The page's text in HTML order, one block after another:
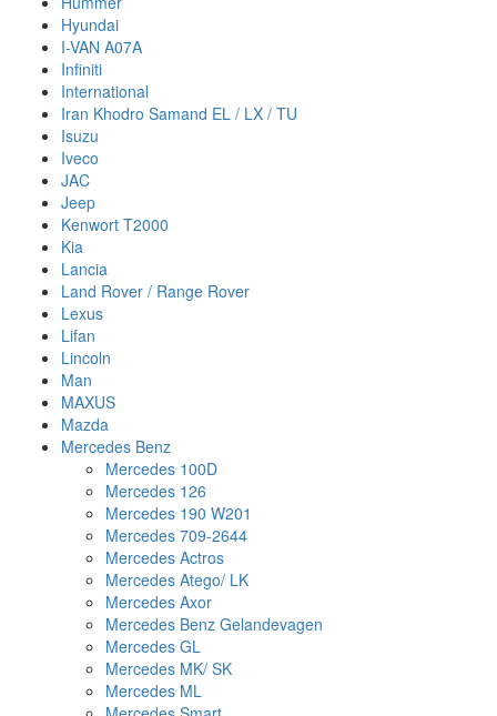
Hyundai
I-VAN A07A
Infiniti
International
Iran Khodro Samand EL / LX / TU
Isuzu
Iveco
JAC
Jeep
Kenwort T2000
Kia
Lancia
Land Rover / Range Rover
Lexus
Lifan
Lincoln
Man
MAXUS
Mazda
Mercedes Benz
Mercedes 100D
Mercedes 126
Mercedes 190 W201
Mercedes 709-2644
Mercedes Actros
Mercedes Atego/ LK
Mercedes Axor
Mercedes Benz Gelandevagen
Mercedes GL
Mercedes MK/ SK
Mercedes ML